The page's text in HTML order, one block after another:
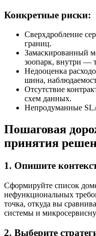
Конкретные риски:
Сверхдробление
границ.
Замаскированный
зоопарк, внутри —
Недооценка
шина,
Отсутствие
схем данных.
Непродуманные
Пошаговая
принятия
1. Опишите
Сформируйте список
нефункциональных
точка, откуда вы
системы и
2. Выберите